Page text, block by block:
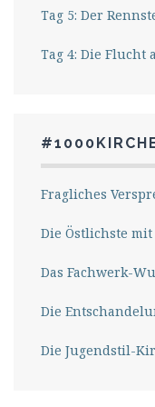
Tag 5: Der
Tag 4: Die Flucht
Fragliches
Die Östlichste
Das Fachwerk-
Die
Die Jugendstil-